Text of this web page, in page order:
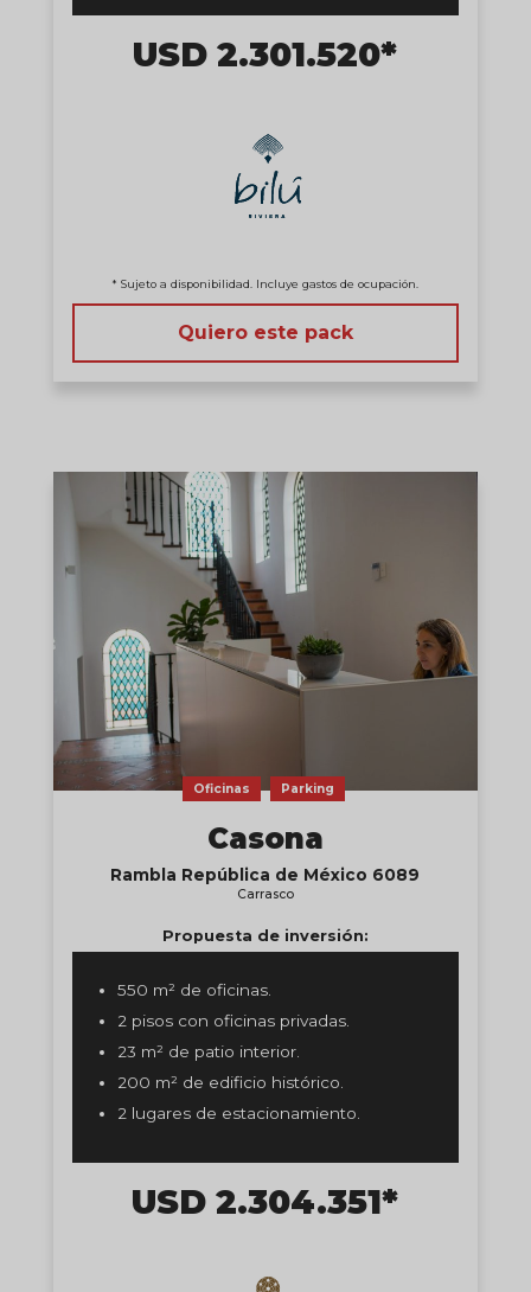
USD 2.301.520*
* Sujeto a disponibilidad. Incluye gastos de ocupación.
Quiero este pack
Oficinas Parking
Casona
Rambla República de México 6089
Carrasco
Propuesta de inversión:
550 m² de oficinas.
2 pisos con oficinas privadas.
23 m² de patio interior.
200 m² de edificio histórico.
2 lugares de estacionamiento.
USD 2.304.351*